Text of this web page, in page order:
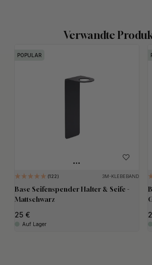
Verwandte
POPULAR
122 3M-KLEBEBAND
Base Seifenspender Halter & Seife -
Mattschwarz
25
Auf Lager